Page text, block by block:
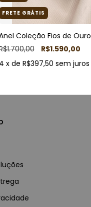
FRETE GRÁTIS
Coleção Fios de Ouro
R$1.590,00
4 x de R$397,50 sem juros